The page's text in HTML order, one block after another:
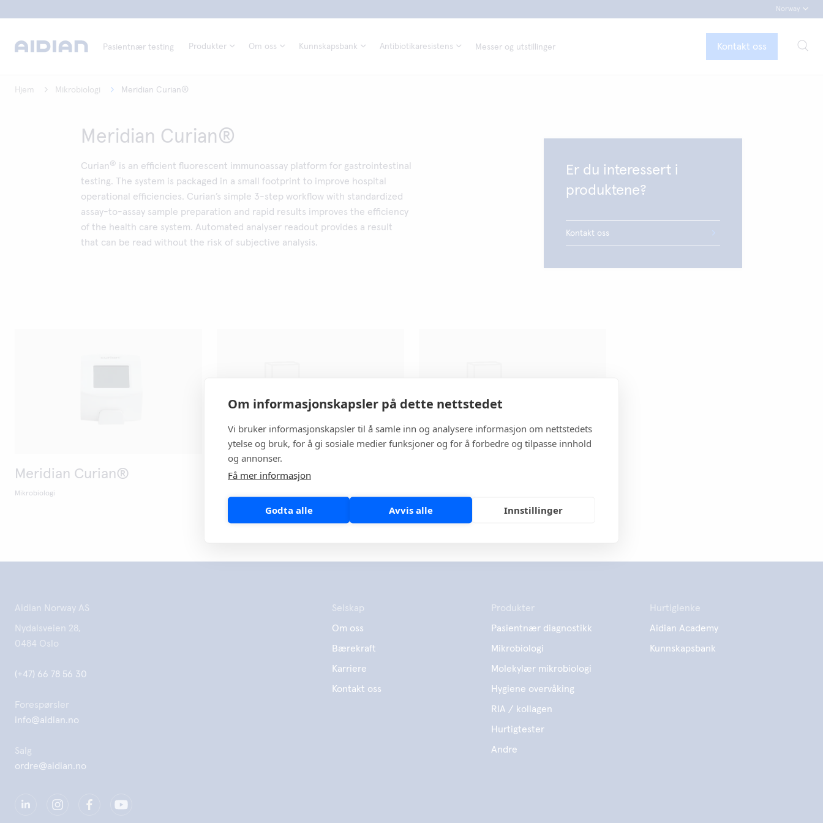
Om informasjonskapsler på dette nettstedet
Vi bruker informasjonskapsler til å samle inn og analysere informasjon om nettstedets
ytelse og bruk, for å gi sosiale medier funksjoner og for å forbedre og tilpasse innhold
og annonser.
Få mer informasjon
Godta alle Avvis alle Innstillinger
Norway
Pasientnær testing Produkter Om oss Kunnskapsbank Antibiotikaresistens Messer og utstillinger Kontakt oss
Hjem Mikrobiologi Meridian Curian®
Meridian Curian®
Curian® is an efficient fluorescent immunoassay platform for gastrointestinal
testing. The system is packaged in a small footprint to improve hospital
operational efficiencies. Curian’s simple 3-step workflow with standardized
assay-to-assay sample preparation and rapid results improves the efficiency
of the health care system. Automated analyser readout provides a result
that can be read without the risk of subjective analysis.
Er du interessert i
produktene?
Kontakt oss
Meridian Curian®
Mikrobiologi
Meridian Curian® HpSA®
Aidian Norway AS
Nydalsveien 28,
0484 Oslo
(+47) 66 78 56 30
Forespørsler
info@aidian.no
Salg
ordre@aidian.no
Selskap
Om oss
Bærekraft
Karriere
Kontakt oss
Produkter
Pasientnær diagnostikk
Mikrobiologi
Molekylær mikrobiologi
Hygiene overvåking
RIA / kollagen
Hurtigtester
Andre
Hurtiglenke
Aidian Academy
Kunnskapsbank